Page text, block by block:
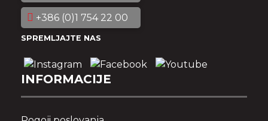
+386 (0)1 754 22 00
SPREMLJAJTE NAS
INFORMACIJE